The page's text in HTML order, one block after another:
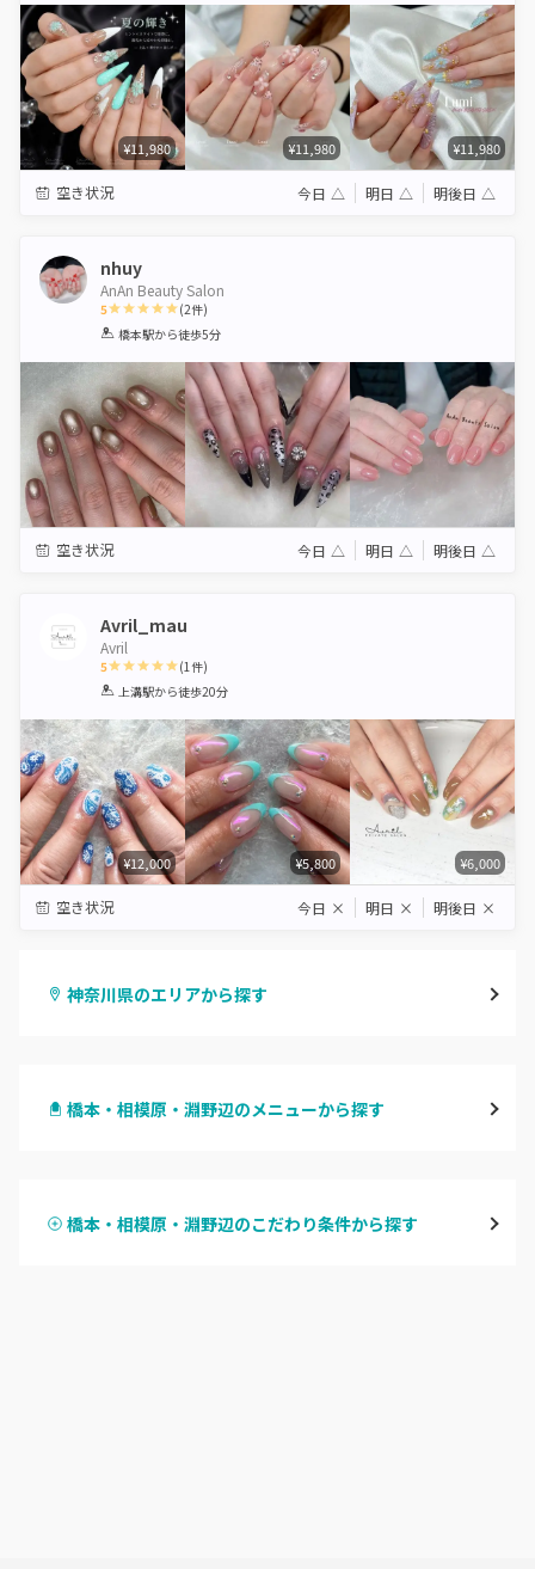
¥11,980 ¥11,980 ¥11,980
空き状況 今日 △ 明日 △ 明後日 △
nhuy
AnAn Beauty Salon
5
1 2 3 4 5
(2件)
橋本駅から徒歩5分
空き状況 今日 △ 明日 △ 明後日 △
Avril_mau
Avril
5
1 2 3 4 5
(1件)
上溝駅から徒歩20分
¥12,000 ¥5,800 ¥6,000
空き状況 今日 × 明日 × 明後日 ×
神奈川県のエリアから探す
川崎
橋本・相模原・淵野辺のメニューから探す
ハンドスカルプ
橋本・相模原・淵野辺のこだわり条件から探す